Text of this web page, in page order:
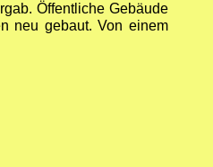
Öffentliche Gebäude
neu gebaut. Von einem